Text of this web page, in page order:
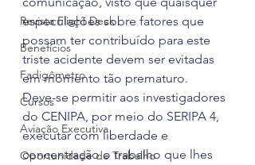
Revista Flight Deck
Benefícios
Fadigômetro
Cursos
Aviação Executiva
Oportunidade de Trabalho
especulações sobre fatores que
possam ter contribuído para este
triste acidente devem ser evitadas
em momento tão prematuro.
Deve-se permitir aos investigadores
do CENIPA, por meio do SERIPA 4,
executar com liberdade e
concentração o trabalho que lhes